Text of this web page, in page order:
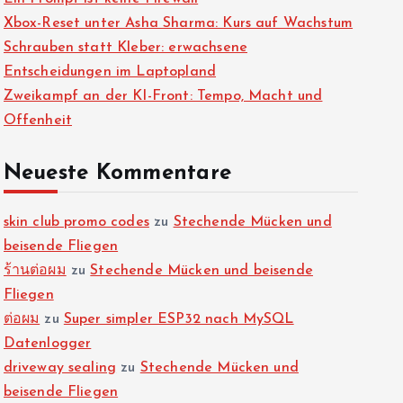
Xbox-Reset unter Asha Sharma: Kurs auf Wachstum
Schrauben statt Kleber: erwachsene
Entscheidungen im Laptopland
Zweikampf an der KI-Front: Tempo, Macht und
Offenheit
Neueste Kommentare
skin club promo codeszu Stechende Mücken und
beisende Fliegen
ร้านต่อผม zuStechende Mücken und beisende
Fliegen
ต่อผม zu Super simpler ESP32 nach MySQL
Datenlogger
driveway sealing zu Stechende Mücken und
beisende Fliegen